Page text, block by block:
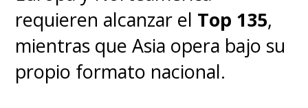
requieren alcanzar el Top 135,
mientras que Asia opera bajo su
propio formato nacional.